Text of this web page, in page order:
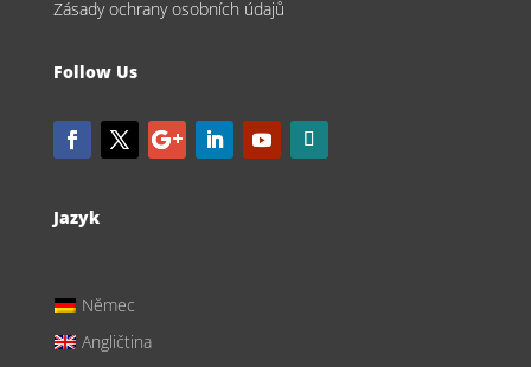
Zásady ochrany osobních údajů
Follow Us
Jazyk
Němec
Angličtina